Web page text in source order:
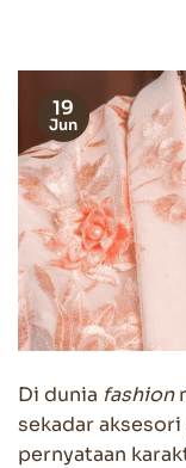
19
Jun
Di dunia fashion
sekadar
pernyataan